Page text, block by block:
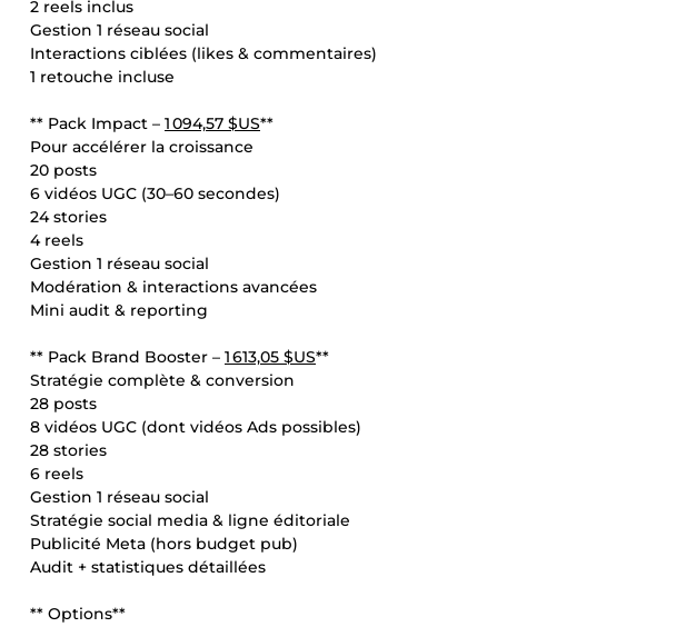
2 reels inclus
Gestion 1 réseau social
Interactions ciblées (likes & commentaires)
1 retouche incluse
** Pack Impact – 1 094,57 $US**
Pour accélérer la croissance
20 posts
6 vidéos UGC (30–60 secondes)
24 stories
4 reels
Gestion 1 réseau social
Modération & interactions avancées
Mini audit & reporting
** Pack Brand Booster – 1 613,05 $US**
Stratégie complète & conversion
28 posts
8 vidéos UGC (dont vidéos Ads possibles)
28 stories
6 reels
Gestion 1 réseau social
Stratégie social media & ligne éditoriale
Publicité Meta (hors budget pub)
Audit + statistiques détaillées
** Options**